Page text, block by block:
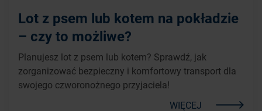
Lot z psem lub kotem na pokładzie
– czy to możliwe?
Planujesz lot z psem lub kotem? Sprawdź, jak
zorganizować bezpieczny i komfortowy transport dla
swojego czworonożnego przyjaciela!
WIĘCEJ